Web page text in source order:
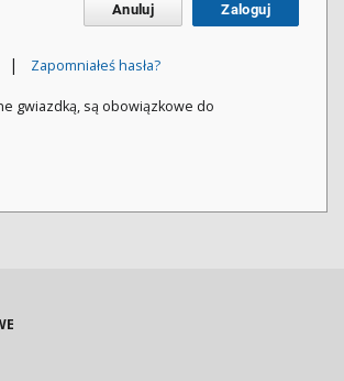
Anuluj Zaloguj
| Zapomniałeś hasła?
gwiazdką, są obowiązkowe do